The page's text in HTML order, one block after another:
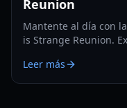
Reunion
Mantente al día con
is Strange Reunion.
correcciones de
Leer más